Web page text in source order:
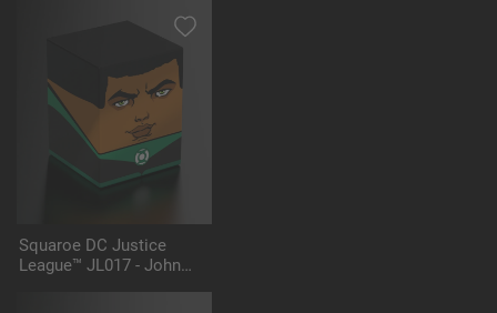
Squaroe DC Justice
League™ JL017 - John